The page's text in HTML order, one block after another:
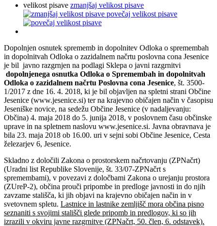
velikost pisave zmanjšaj velikost pisave
povečaj velikost pisave
Dopolnjen osnutek sprememb in dopolnitev Odloka o spremembah
in dopolnitvah Odloka o zazidalnem načrtu poslovna cona Jesenice
je bil javno razgrnjen na podlagi Sklepa o javni razgrnitvi
dopolnjenega osnutka Odloka o Spremembah in dopolnitvah
Odloka o zazidalnem načrtu Poslovna cona Jesenice, št. 3500-
1/2017 z dne 16. 4. 2018, ki je bil objavljen na spletni strani Občine
Jesenice (www.jesenice.si) ter na krajevno običajen način v časopisu
Jeseniške novice, na sedežu Občine Jesenice (v nadaljevanju:
Občina) 4. maja 2018 do 5. junija 2018, v poslovnem času občinske
uprave in na spletnem naslovu www.jesenice.si. Javna obravnava je
bila 23. maja 2018 ob 16.00. uri v sejni sobi Občine Jesenice, Cesta
železarjev 6, Jesenice.
Skladno z določili Zakona o prostorskem načrtovanju (ZPNačrt)
(Uradni list Republike Slovenije, št. 33/07-ZPNačrt s
spremembami), v povezavi z določbami Zakona o urejanju prostora
(ZUreP-2), občina prouči pripombe in predloge javnosti in do njih
zavzame stališča, ki jih objavi na krajevno običajen način in v
svetovnem spletu. Lastnice in lastnike zemljišč mora občina pisno
seznaniti s svojimi stališči glede pripomb in predlogov, ki so jih
izrazili v okviru javne razgrnitve (ZPNačrt, 50. člen, 6. odstavek).